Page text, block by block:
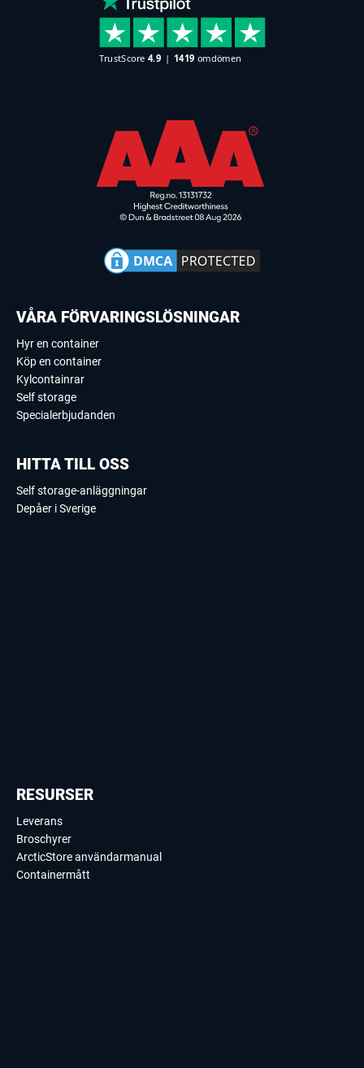
VÅRA FÖRVARINGSLÖSNINGAR
Hyr en container
Köp en container
Kylcontainrar
Self storage
Specialerbjudanden
HITTA TILL OSS
Self storage-anläggningar
Depåer i Sverige
RESURSER
Leverans
Broschyrer
ArcticStore användarmanual
Containermått